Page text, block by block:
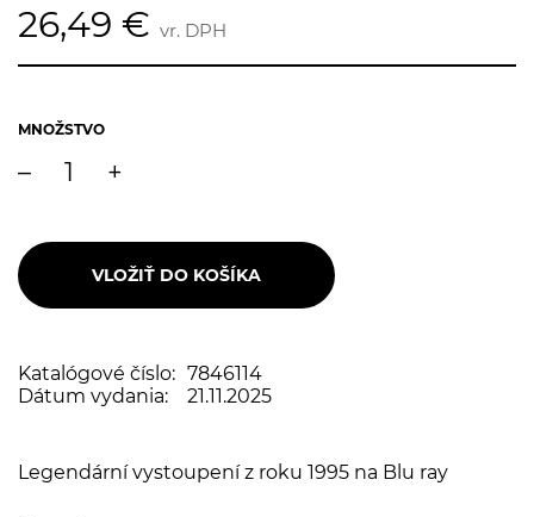
26,49 € vr. DPH
MNOŽSTVO
– +
Katalógové číslo: 7846114
Dátum vydania:
21.11.2025
Legendární vystoupení z roku 1995 na Blu ray